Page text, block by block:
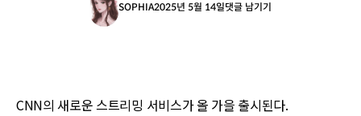
SOPHIA2025년 5월 14일댓글 남기기
CNN의 새로운 스트리밍 서비스가 올 가을 출시된다.